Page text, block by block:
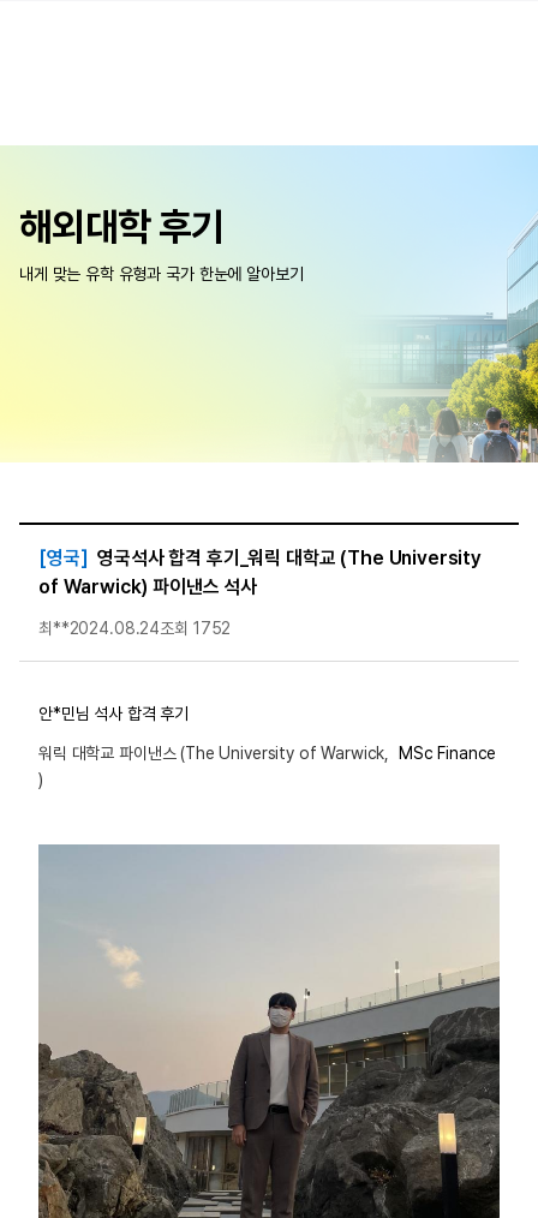
해외대학 후기
내게 맞는 유학 유형과 국가 한눈에 알아보기
[영국] 영국석사 합격 후기_워릭 대학교 (The University
of Warwick) 파이낸스 석사
최**2024.08.24조회 1752
안*민님 석사 합격 후기
워릭 대학교 파이낸스 (The University of Warwick,
MSc Finance
)